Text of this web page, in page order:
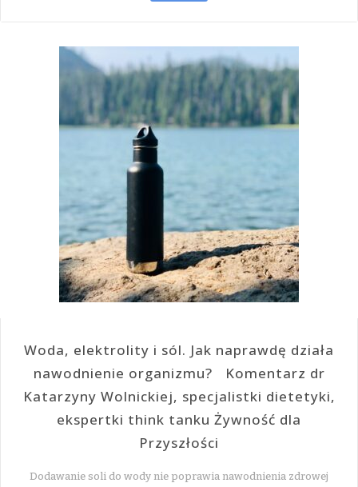
Woda, elektrolity i sól. Jak naprawdę działa
nawodnienie organizmu? Komentarz dr
Katarzyny Wolnickiej, specjalistki dietetyki,
ekspertki think tanku Żywność dla
Przyszłości
Dodawanie soli do wody nie poprawia nawodnienia zdrowej